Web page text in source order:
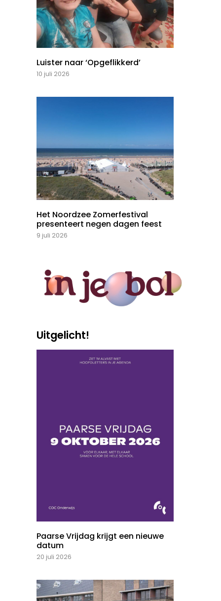
Luister naar ‘Opgeflikkerd’
10 juli 2026
Het Noordzee Zomerfestival
presenteert negen dagen feest
9 juli 2026
Uitgelicht!
Paarse Vrijdag krijgt een nieuwe
datum
20 juli 2026